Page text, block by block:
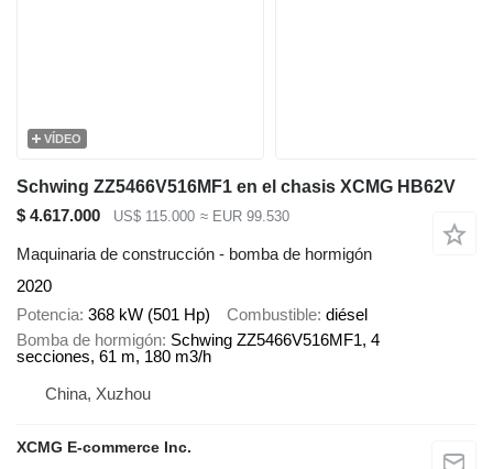
VÍDEO
Schwing ZZ5466V516MF1 en el chasis XCMG HB62V
$ 4.617.000
US$ 115.000 ≈ EUR 99.530
Maquinaria de construcción - bomba de hormigón
2020
Potencia 368 kW (501 Hp) Combustible diésel
Bomba de hormigón Schwing ZZ5466V516MF1, 4
secciones, 61 m, 180 m3/h
China, Xuzhou
XCMG E-commerce Inc.